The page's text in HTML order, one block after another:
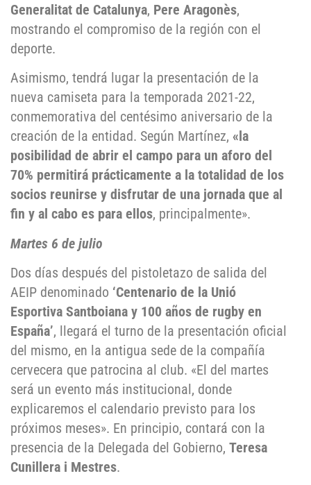
Generalitat de Catalunya, Pere Aragonès,
mostrando el compromiso de la región con el
deporte.
Asimismo, tendrá lugar la presentación de la
nueva camiseta para la temporada 2021-22,
conmemorativa del centésimo aniversario de la
creación de la entidad. Según Martínez, «la
posibilidad de abrir el campo para un aforo del
70% permitirá prácticamente a la totalidad de los
socios reunirse y disfrutar de una jornada que al
fin y al cabo es para ellos, principalmente».
Martes 6 de julio
Dos días después del pistoletazo de salida del
AEIP denominado ‘Centenario de la Unió
Esportiva Santboiana y 100 años de rugby en
España’, llegará el turno de la presentación oficial
del mismo, en la antigua sede de la compañía
cervecera que patrocina al club. «El del martes
será un evento más institucional, donde
explicaremos el calendario previsto para los
próximos meses». En principio, contará con la
presencia de la Delegada del Gobierno, Teresa
Cunillera i Mestres.